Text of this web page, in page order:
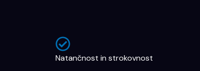
Natančnost in strokovnost